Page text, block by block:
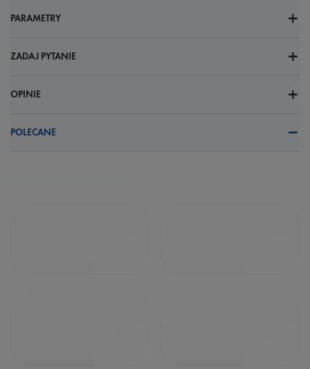
PARAMETRY
ZADAJ PYTANIE
OPINIE
POLECANE